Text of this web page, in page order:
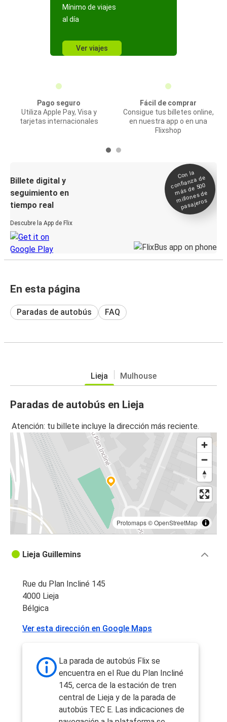
Mínimo de viajes
al día
Ver viajes
Pago seguro
Utiliza Apple Pay, Visa y
tarjetas internacionales
Fácil de comprar
Consigue tus billetes online,
en nuestra app o en una
Flixshop
Billete digital y
seguimiento en
tiempo real
Descubre la App de Flix
Con la
confianza de
más de 500
millones de
pasajeros
En esta página
Paradas de autobús FAQ
Lieja Mulhouse
Paradas de autobús en Lieja
Atención: tu billete incluye la dirección más reciente.
Protomaps©OpenStreetMap
Lieja Guillemins
Rue du Plan Incliné 145
4000 Lieja
Bélgica
Ver esta dirección en Google Maps
La parada de autobús Flix se
encuentra en el Rue du Plan Incliné
145, cerca de la estación de tren
central de Lieja y de la parada de
autobús TEC E. Las indicaciones de